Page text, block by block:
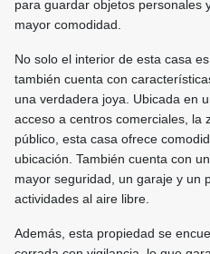
para guardar objetos personales
mayor comodidad.
No solo el interior de esta casa
también cuenta con
una verdadera joya. Ubicada en
acceso a centros comerciales, la
público, esta casa ofrece
ubicación. También cuenta con
mayor seguridad, un garaje y un
actividades al aire libre.
Además, esta propiedad se